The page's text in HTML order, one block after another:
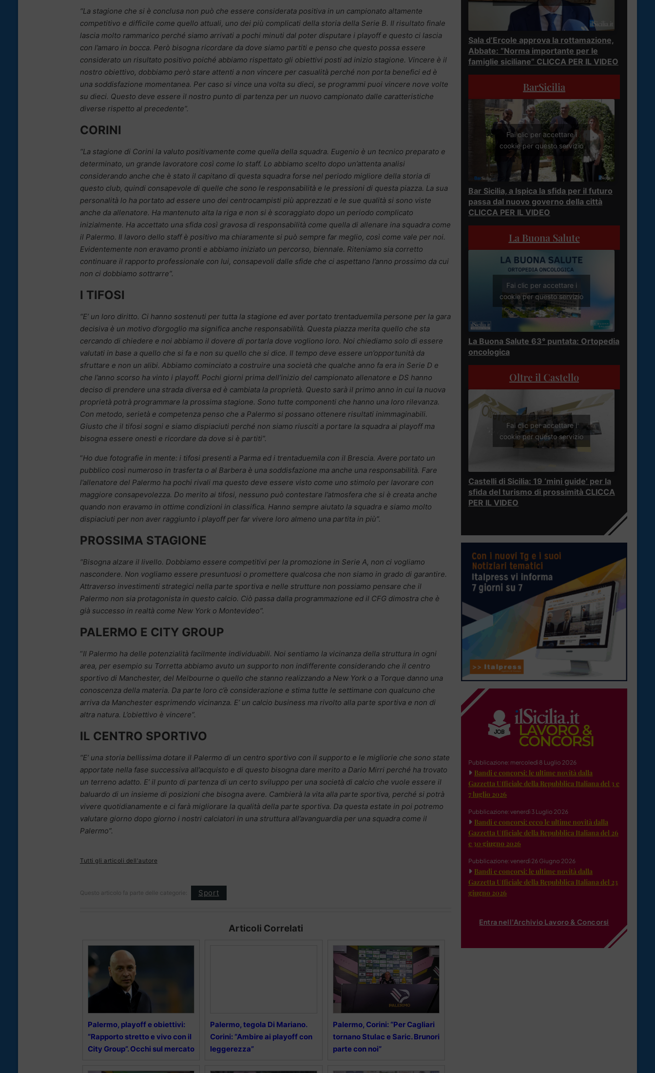
“La stagione che si è conclusa non può che essere considerata positiva in un campionato altamente
competitivo e difficile come quello attuali, uno dei più complicati della storia della Serie B. Il risultato finale
lascia molto rammarico perché siamo arrivati a pochi minuti dal poter disputare i playoff e questo ci lascia
con l’amaro in bocca. Però bisogna ricordare da dove siamo partiti e penso che questo possa essere
considerato un risultato positivo poiché abbiamo rispettato gli obiettivi posti ad inizio stagione. Vincere è il
nostro obiettivo, dobbiamo però stare attenti a non vincere per casualità perché non porta benefici ed è
una soddisfazione momentanea. Per caso si vince una volta su dieci, se programmi puoi vincere nove volte
su dieci. Questo deve essere il nostro punto di partenza per un nuovo campionato dalle caratteristiche
diverse rispetto al precedente”.
CORINI
“La stagione di Corini la valuto positivamente come quella della squadra. Eugenio è un tecnico preparato e
determinato, un grande lavoratore così come lo staff. Lo abbiamo scelto dopo un’attenta analisi
considerando anche che è stato il capitano di questa squadra forse nel periodo migliore della storia di
questo club, quindi consapevole di quelle che sono le responsabilità e le pressioni di questa piazza. La sua
personalità lo ha portato ad essere uno dei centrocampisti più apprezzati e le sue qualità si sono viste
anche da allenatore. Ha mantenuto alta la riga e non si è scoraggiato dopo un periodo complicato
inizialmente. Ha accettato una sfida così gravosa di responsabilità come quella di allenare ina squadra come
il Palermo. Il lavoro dello staff è positivo ma chiaramente si può sempre far meglio, così come vale per noi.
Evidentemente non eravamo pronti e abbiamo iniziato un percorso, biennale. Riteniamo sia corretto
continuare il rapporto professionale con lui, consapevoli dalle sfide che ci aspettano l’anno prossimo da cui
non ci dobbiamo sottrarre”.
I TIFOSI
“E’ un loro diritto. Ci hanno sostenuti per tutta la stagione ed aver portato trentaduemila persone per la gara
decisiva è un motivo d’orgoglio ma significa anche responsabilità. Questa piazza merita quello che sta
cercando di chiedere e noi abbiamo il dovere di portarla dove vogliono loro. Noi chiediamo solo di essere
valutati in base a quello che si fa e non su quello che si dice. Il tempo deve essere un’opportunità da
sfruttare e non un alibi. Abbiamo cominciato a costruire una società che qualche anno fa era in Serie D e
che l’anno scorso ha vinto i playoff. Pochi giorni prima dell’inizio del campionato allenatore e DS hanno
deciso di prendere una strada diversa ed è cambiata la proprietà. Questo sarà il primo anno in cui la nuova
proprietà potrà programmare la prossima stagione. Sono tutte componenti che hanno una loro rilevanza.
Con metodo, serietà e competenza penso che a Palermo si possano ottenere risultati inimmaginabili.
Giusto che il tifosi sogni e siamo dispiaciuti perché non siamo riusciti a portare la squadra ai playoff ma
bisogna essere onesti e ricordare da dove si è partiti”.
“Ho due fotografie in mente: i tifosi presenti a Parma ed i trentaduemila con il Brescia. Avere portato un
pubblico così numeroso in trasferta o al Barbera è una soddisfazione ma anche una responsabilità. Fare
l’allenatore del Palermo ha pochi rivali ma questo deve essere visto come uno stimolo per lavorare con
maggiore consapevolezza. Do merito ai tifosi, nessuno può contestare l’atmosfera che si è creata anche
quando non eravamo in ottime condizioni in classifica. Hanno sempre aiutato la squadra e siamo molto
dispiaciuti per non aver raggiunto i playoff per far vivere loro almeno una partita in più”.
PROSSIMA STAGIONE
“Bisogna alzare il livello. Dobbiamo essere competitivi per la promozione in Serie A, non ci vogliamo
nascondere. Non vogliamo essere presuntuosi o promettere qualcosa che non siamo in grado di garantire.
Attraverso investimenti strategici nella parte sportiva e nelle strutture non possiamo pensare che il
Palermo non sia protagonista in questo calcio. Ciò passa dalla programmazione ed il CFG dimostra che è
già successo in realtà come New York o Montevideo”.
PALERMO E CITY GROUP
“Il Palermo ha delle potenzialità facilmente individuabili. Noi sentiamo la vicinanza della struttura in ogni
area, per esempio su Torretta abbiamo avuto un supporto non indifferente considerando che il centro
sportivo di Manchester, del Melbourne o quello che stanno realizzando a New York o a Torque danno una
conoscenza della materia. Da parte loro c’è considerazione e stima tutte le settimane con qualcuno che
arriva da Manchester esprimendo vicinanza. E’ un calcio business ma rivolto alla parte sportiva e non di
altra natura. L’obiettivo è vincere”.
IL CENTRO SPORTIVO
“E’ una storia bellissima dotare il Palermo di un centro sportivo con il supporto e le migliorie che sono state
apportate nella fase successiva all’acquisto e di questo bisogna dare merito a Dario Mirri perché ha trovato
un terreno adatto. E’ il punto di partenza di un certo sviluppo per una società di calcio che vuole essere il
baluardo di un insieme di posizioni che bisogna avere. Cambierà la vita alla parte sportiva, perché si potrà
vivere quotidianamente e ci farà migliorare la qualità della parte sportiva. Da questa estate in poi potremo
valutare giorno dopo giorno i nostri calciatori in una struttura all’avanguardia per una squadra come il
Palermo”.
Tutti gli articoli dell'autore
Questo articolo fa parte delle categorie: Sport
Articoli Correlati
Palermo, playoff e obiettivi:
“Rapporto stretto e vivo con il
City Group”. Occhi sul mercato
Palermo, tegola Di Mariano.
Corini: “Ambire ai playoff con
leggerezza”
Palermo, Corini: “Per Cagliari
tornano Stulac e Saric. Brunori
parte con noi”
Sala d’Ercole approva la rottamazione,
Abbate: “Norma importante per le
famiglie siciliane” CLICCA PER IL VIDEO
BarSicilia
Fai clic per accettare i
cookie per questo servizio
Bar Sicilia, a Ispica la sfida per il futuro
passa dal nuovo governo della città
CLICCA PER IL VIDEO
La Buona Salute
Fai clic per accettare i
cookie per questo servizio
La Buona Salute 63° puntata: Ortopedia
oncologica
Oltre il Castello
Fai clic per accettare i
cookie per questo servizio
Castelli di Sicilia: 19 ‘mini guide’ per la
sfida del turismo di prossimità CLICCA
PER IL VIDEO
Pubblicazione: mercoledì 8 Luglio 2026
Bandi e concorsi: le ultime novità dalla
Gazzetta Ufficiale della Repubblica Italiana del 3 e
7 luglio 2026
Pubblicazione: venerdì 3 Luglio 2026
Bandi e concorsi: ecco le ultime novità dalla
Gazzetta Ufficiale della Repubblica Italiana del 26
e 30 giugno 2026
Pubblicazione: venerdì 26 Giugno 2026
Bandi e concorsi: le ultime novità dalla
Gazzetta Ufficiale della Repubblica Italiana del 23
giugno 2026
Entra nell'Archivio Lavoro & Concorsi